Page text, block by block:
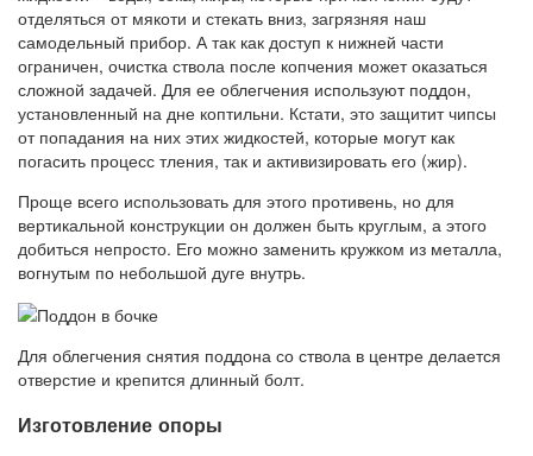
отделяться от мякоти и стекать вниз, загрязняя наш
самодельный прибор. А так как доступ к нижней части
ограничен, очистка ствола после копчения может оказаться
сложной задачей. Для ее облегчения используют поддон,
установленный на дне коптильни. Кстати, это защитит чипсы
от попадания на них этих жидкостей, которые могут как
погасить процесс тления, так и активизировать его (жир).
Проще всего использовать для этого противень, но для
вертикальной конструкции он должен быть круглым, а этого
добиться непросто. Его можно заменить кружком из металла,
вогнутым по небольшой дуге внутрь.
Для облегчения снятия поддона со ствола в центре делается
отверстие и крепится длинный болт.
Изготовление опоры